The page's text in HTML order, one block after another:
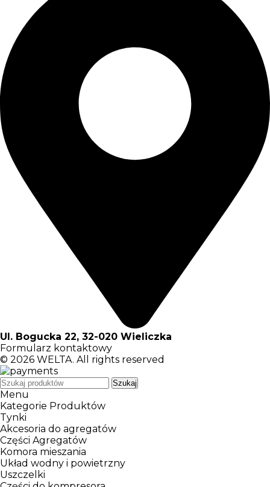
Ul. Bogucka 22, 32-020 Wieliczka
Formularz kontaktowy
© 2026 WELTA. All rights reserved
Szukaj
Menu
Kategorie Produktów
Tynki
Akcesoria do agregatów
Części Agregatów
Komora mieszania
Układ wodny i powietrzny
Uszczelki